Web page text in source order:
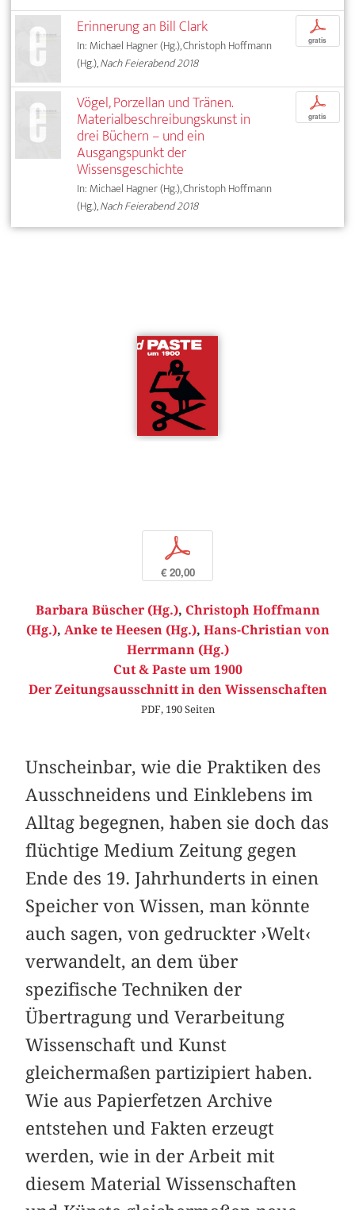
Erinnerung an Bill Clark
In: Michael Hagner (Hg.), Christoph Hoffmann
(Hg.),Nach Feierabend 2018
p
gratis
Vögel, Porzellan und Tränen.
Materialbeschreibungskunst in
drei Büchern – und ein
Ausgangspunkt der
Wissensgeschichte
In: Michael Hagner (Hg.), Christoph Hoffmann
(Hg.),Nach Feierabend 2018
p
gratis
p
€ 20,00
Barbara Büscher (Hg.), Christoph Hoffmann
(Hg.), Anke te Heesen (Hg.), Hans-Christian von
Herrmann (Hg.)
Cut & Paste um 1900
Der Zeitungsausschnitt in den Wissenschaften
PDF, 190 Seiten
Unscheinbar, wie die Praktiken des
Ausschneidens und Einklebens im
Alltag begegnen, haben sie doch das
flüchtige Medium Zeitung gegen
Ende des 19. Jahrhunderts in einen
Speicher von Wissen, man könnte
auch sagen, von gedruckter ›Welt‹
verwandelt, an dem über
spezifische Techniken der
Übertragung und Verarbeitung
Wissenschaft und Kunst
gleichermaßen partizipiert haben.
Wie aus Papierfetzen Archive
entstehen und Fakten erzeugt
werden, wie in der Arbeit mit
diesem Material Wissenschaften